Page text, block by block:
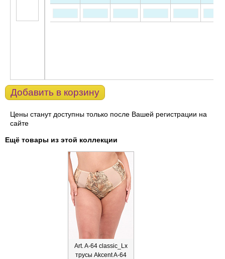
Добавить в корзину
Цены станут доступны только после Вашей регистрации на
сайте
Ещё товары из этой коллекции
Art. A-64 classic_Lx
трусы Akcent A-64